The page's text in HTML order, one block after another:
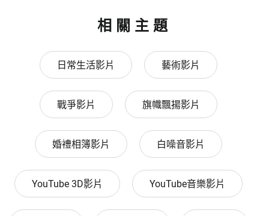
相關主題
日常生活影片 藝術影片
戰爭影片 旗幟飄揚影片
婚禮相簿影片 白噪音影片
YouTube 3D影片 YouTube音樂影片